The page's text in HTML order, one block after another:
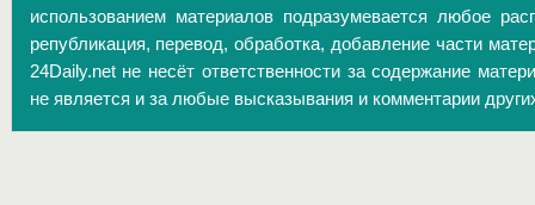
использованием материалов подразумевается любое
републикация, перевод, обработка, добавление части
24Daily.net не несёт ответственности за содержание
не является и за любые высказывания и комментарии